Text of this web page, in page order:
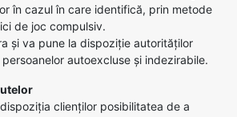
în cazul în care identifică, prin metode
de joc compulsiv.
și va pune la dispoziție autorităților
autoexcluse și indezirabile.
dispoziția clienților posibilitatea de a